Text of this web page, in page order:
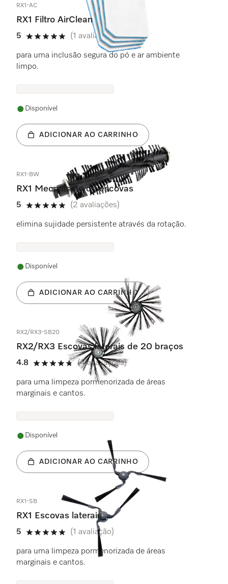
RX1-AC
RX1 Filtro AirClean
5
5 estrela(s) de 5
(1 avaliação)
para uma inclusão segura do pó e ar ambiente
limpo.
Disponível
ADICIONAR AO CARRINHO
RX1-BW
RX1 Mecanismo de escovas
5
5 estrela(s) de 5
(2 avaliações)
elimina sujidade persistente através da rotação.
Disponível
ADICIONAR AO CARRINHO
RX2/RX3-SB20
RX2/RX3 Escovas laterais de 20 braços
4.8
4.8 estrela(s) de 5
(4 avaliações)
para uma limpeza pormenorizada de áreas
marginais e cantos.
Disponível
ADICIONAR AO CARRINHO
RX1-SB
RX1 Escovas laterais
5
5 estrela(s) de 5
(1 avaliação)
para uma limpeza pormenorizada de áreas
marginais e cantos.